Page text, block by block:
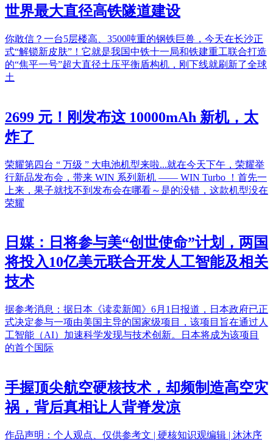
世界最大直径高铁隧道建设
你敢信？一台5层楼高、3500吨重的钢铁巨兽，今天在长沙正
式“解锁新皮肤”！它就是我国中铁十一局和铁建重工联合打造
的“焦平一号”超大直径土压平衡盾构机，刚下线就刷新了全球
土
2699 元！刚发布这 10000mAh 新机，太
炸了
荣耀第四台 “ 万级 ” 大电池机型来啦...就在今天下午，荣耀举
行新品发布会，带来 WIN 系列新机 —— WIN Turbo ！首先一
上来，果子就找不到发布会在哪看～是的没错，这款机型没在
荣耀
日媒：日将参与美“创世使命”计划，两国
将投入10亿美元联合开发人工智能及相关
技术
据参考消息：据日本《读卖新闻》6月1日报道，日本政府已正
式决定参与一项由美国主导的国家级项目，该项目旨在通过人
工智能（AI）加速科学发现与技术创新。日本将成为该项目
的首个国际
手握顶尖航空硬核技术，却频制造高空灾
祸，背后真相让人背脊发凉
作品声明：个人观点、仅供参考文 | 硬核知识观编辑 | 沐沐序